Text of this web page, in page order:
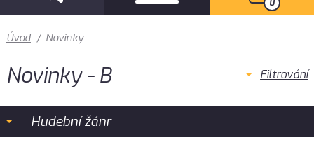
0
Úvod / Novinky
Novinky - B Filtrování
Hudební žánr